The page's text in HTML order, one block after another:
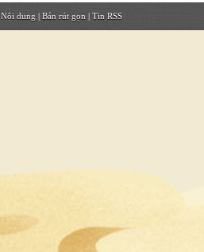
Nội dung | Bản rút gọn | Tin RSS